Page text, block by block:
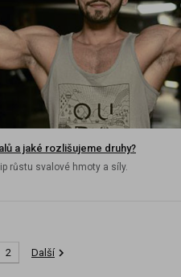
a jaké rozlišujeme druhy?
růstu svalové hmoty a síly.
2 Další